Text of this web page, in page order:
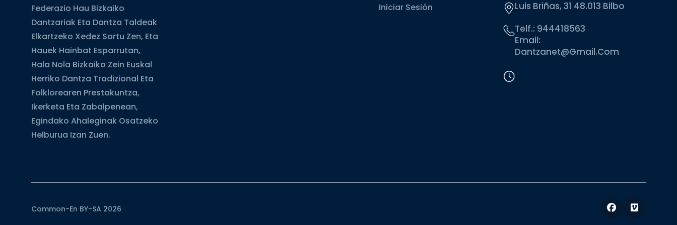
Federazio Hau Bizkaiko
Dantzariak Eta Dantza Taldeak
Elkartzeko Xedez Sortu Zen, Eta
Hauek Hainbat Esparrutan,
Hala Nola Bizkaiko Zein Euskal
Herriko Dantza Tradizional Eta
Folklorearen Prestakuntza,
Ikerketa Eta Zabalpenean,
Egindako Ahaleginak Osatzeko
Helburua Izan Zuen.
Iniciar Sesión
Luis Briñas, 31 48.013 Bilbo
Telf.: 944418563
Email:
Dantzanet@gmail.com
Common-En BY-SA 2026 Facebook
Vimeo